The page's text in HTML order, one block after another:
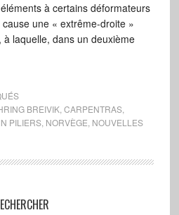
à certains déformateurs
une « extrême-droite »
laquelle, dans un deuxième
BREIVIK, CARPENTRAS,
PILIERS, NORVÈGE NOUVELLES